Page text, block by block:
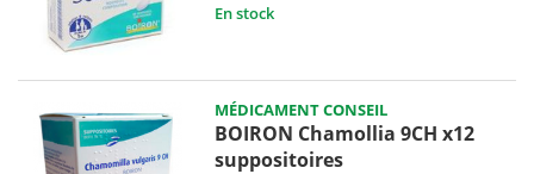
En stock
MÉDICAMENT CONSEIL
BOIRON Chamollia 9CH x12
suppositoires